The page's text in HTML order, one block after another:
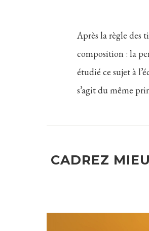
Après la règle des
composition : la
étudié ce sujet à
s’agit du même
CADREZ